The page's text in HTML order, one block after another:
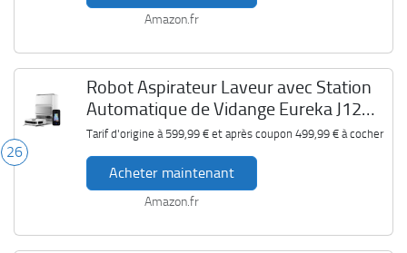
Amazon.fr
26
Robot Aspirateur Laveur avec Station
Automatique de Vidange Eureka J12
Ultra
Tarif d'origine à 599,99 €et après coupon 499,99 €à cocher
Acheter maintenant
Amazon.fr